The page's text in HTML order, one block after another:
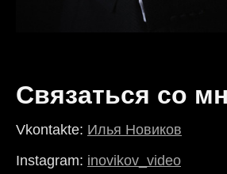
Связаться со
Vkontakte: Илья Новиков
Instagram: inovikov_video